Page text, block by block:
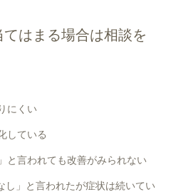
はまる場合は相談を
にくい
している
と言われても改善がみられない
し」と言われたが症状は続いてい